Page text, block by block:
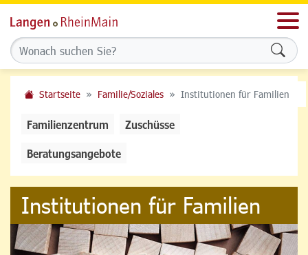
Startseite Familie/Soziales Institutionen für Familien
Familienzentrum Zuschüsse
Beratungsangebote
Institutionen für Familien